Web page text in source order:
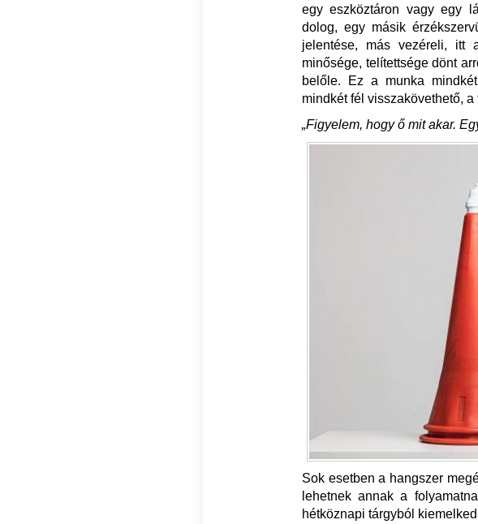
egy eszköztáron vagy egy
dolog, egy másik
jelentése, más vezéreli, itt
minősége, telítettsége dönt
belőle. Ez a munka
mindkét fél visszakövethető,
„Figyelem, hogy ő mit akar.
Sok esetben a hangszer
lehetnek annak a
hétköznapi tárgyból